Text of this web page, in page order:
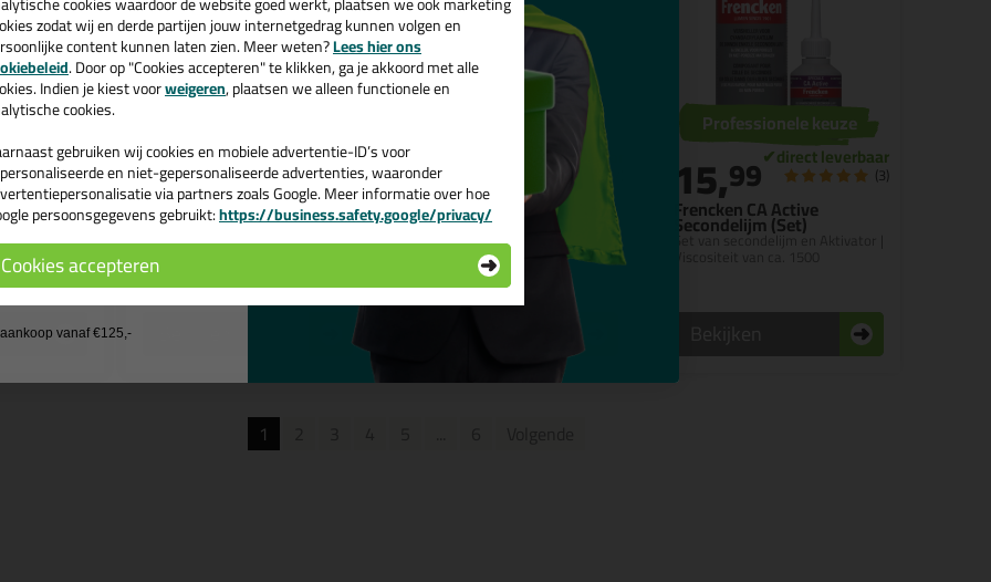
HE330
parketlijm
planken
keuze
(3)
Frencken Parketlijm H330
2K 10kg
2- componenten voor alle
soorten parket
37,29 (1)
Frencken Cellocol BS 1ltr
Transparant bindmiddel
14,99 (7)
Frencken CA Active
Secondelijm (Set)
Set van secondelijm en Aktivator |
Professionele keuze
15,99 (3)
1
zodat wij en derde partijen jouw internetgedrag kunnen volgen en
content kunnen laten zien. Meer weten?Lees hier ons
. Door op "Cookies accepteren" te klikken, ga je akkoord met alle
Indien je kiest voorweigeren, plaatsen we alleen functionele en
cookies.
gebruiken wij cookies en mobiele advertentie-ID’s voor
en niet-gepersonaliseerde advertenties, waaronder
via partners zoals Google. Meer informatie over hoe
persoonsgegevens gebruikt:https://business.safety.google/privacy/
Cookies accepteren
en ontvang een
€35,-bij je eerste bestelling!
de actiecode ›
geen cadeau
vanaf €125,-